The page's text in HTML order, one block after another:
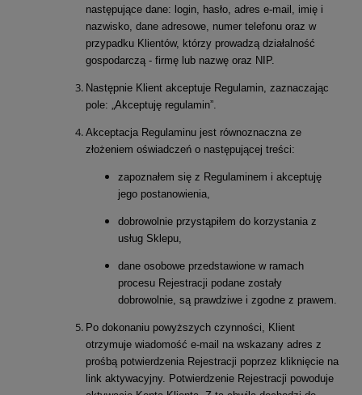
następujące dane: login, hasło, adres e-mail, imię i
nazwisko, dane adresowe, numer telefonu oraz w
przypadku Klientów, którzy prowadzą działalność
gospodarczą - firmę lub nazwę oraz NIP.
Następnie Klient akceptuje Regulamin, zaznaczając
pole: „Akceptuję regulamin”.
Akceptacja Regulaminu jest równoznaczna ze
złożeniem oświadczeń o następującej treści:
zapoznałem się z Regulaminem i akceptuję
jego postanowienia,
dobrowolnie przystąpiłem do korzystania z
usług Sklepu,
dane osobowe przedstawione w ramach
procesu Rejestracji podane zostały
dobrowolnie, są prawdziwe i zgodne z prawem.
Po dokonaniu powyższych czynności, Klient
otrzymuje wiadomość e-mail na wskazany adres z
prośbą potwierdzenia Rejestracji poprzez kliknięcie na
link aktywacyjny. Potwierdzenie Rejestracji powoduje